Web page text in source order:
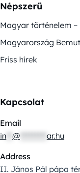
Népszerű
Magyar történelem
Magyarország
Friss hírek
Kapcsolat
Email
in @ ar.hu
Address
II. János Pál pápa